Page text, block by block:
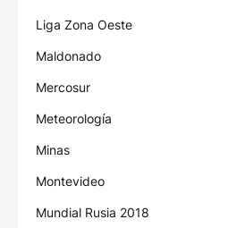
Liga Zona Oeste
Maldonado
Mercosur
Meteorología
Minas
Montevideo
Mundial Rusia 2018